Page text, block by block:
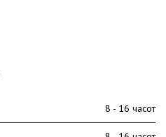
8 - 16 часот